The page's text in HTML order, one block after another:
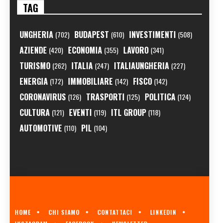
TAG
UNGHERIA (702) BUDAPEST (610) INVESTIMENTI (508)
AZIENDE (420) ECONOMIA (355) LAVORO (341)
TURISMO (262) ITALIA (247) ITALIAUNGHERIA (227)
ENERGIA (172) IMMOBILIARE (142) FISCO (142)
CORONAVIRUS (126) TRASPORTI (125) POLITICA (124)
CULTURA (121) EVENTI (119) ITL GROUP (118)
AUTOMOTIVE (110) PIL (104)
HOME CHI SIAMO CONTATTACI
LINKEDIN